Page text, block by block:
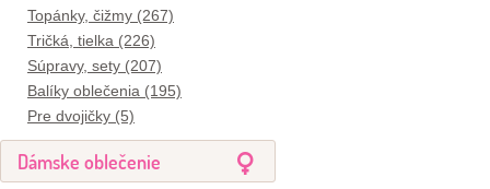
Topánky, čižmy (267)
Tričká, tielka (226)
Súpravy, sety (207)
Balíky oblečenia (195)
Pre dvojičky (5)
Dámske oblečenie